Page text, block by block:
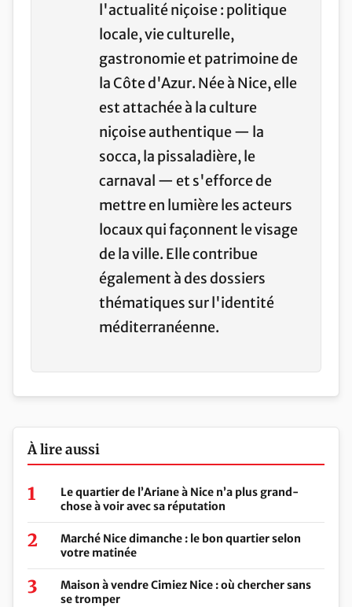
l'actualité niçoise : politique
locale, vie culturelle,
gastronomie et patrimoine de
la Côte d'Azur. Née à Nice, elle
est attachée à la culture
niçoise authentique — la
socca, la pissaladière, le
carnaval — et s'efforce de
mettre en lumière les acteurs
locaux qui façonnent le visage
de la ville. Elle contribue
également à des dossiers
thématiques sur l'identité
méditerranéenne.
À lire aussi
Le quartier de l’Ariane à Nice n’a plus grand-
chose à voir avec sa réputation
Marché Nice dimanche : le bon quartier selon
votre matinée
Maison à vendre Cimiez Nice : où chercher sans
se tromper